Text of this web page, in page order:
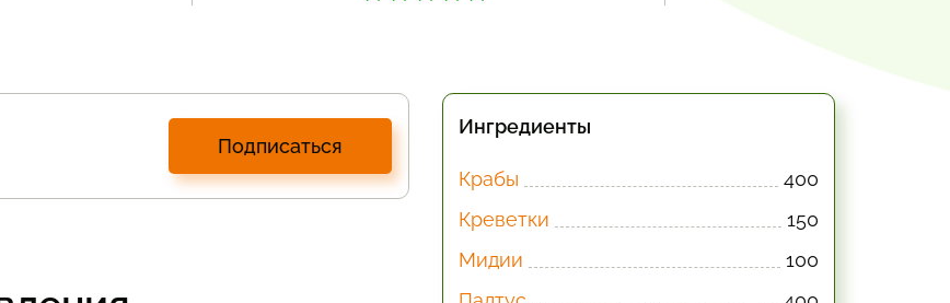
Подписаться
Ингредиенты
Крабы
400
Креветки
150
Мидии
100